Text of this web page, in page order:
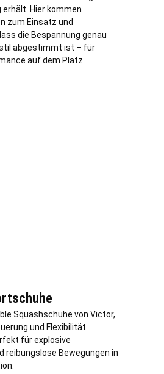
Hier kommen
zum Einsatz und
die Bespannung genau
abgestimmt ist – für
auf dem Platz.
Squashschuhe von Victor,
und Flexibilität
für explosive
reibungslose Bewegungen in